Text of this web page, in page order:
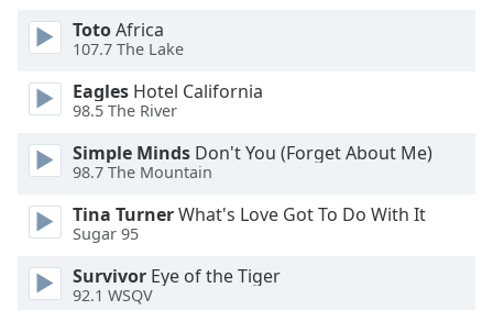
Background
Color
Opacity
Area
Background
TotoAfrica
107.7 The Lake
Eagles Hotel California
98.5 The River
Simple Minds Don't You (Forget About Me)
98.7 The Mountain
Tina TurnerWhat's Love Got To Do With It
Sugar 95
Survivor Eye of the Tiger
92.1 WSQV